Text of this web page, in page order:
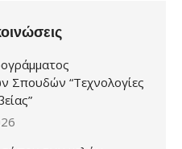
Σπουδών “Τεχνολογίες